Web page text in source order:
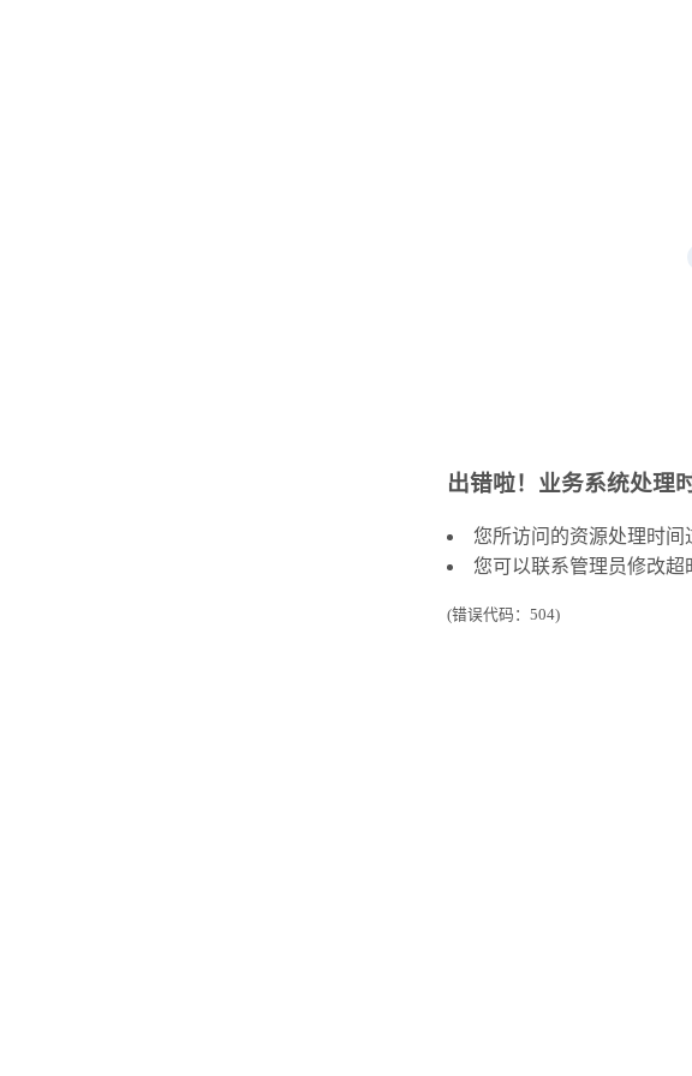
出错啦！业务系统处理
您所访问的资源处理时
您可以联系管理员修改超
(错误代码：504)